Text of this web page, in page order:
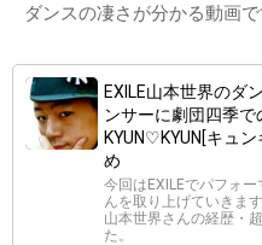
ダンスの凄さが分かる動画で
EXILE山本世界のダ
ンサーに劇団四季
KYUN♡KYUN[キュ
め
今回はEXILEでパフォ
んを取り上げていきま
山本世界さんの経歴・
た。